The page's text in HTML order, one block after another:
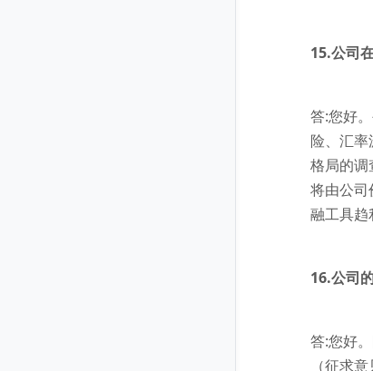
15.公司
答:您好
险、汇
格局的调
将由公司
融工具趋
16.公司
答:您好
（征求